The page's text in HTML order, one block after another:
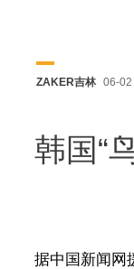
ZAKER吉林 06-02
韩国“
据中国新闻网